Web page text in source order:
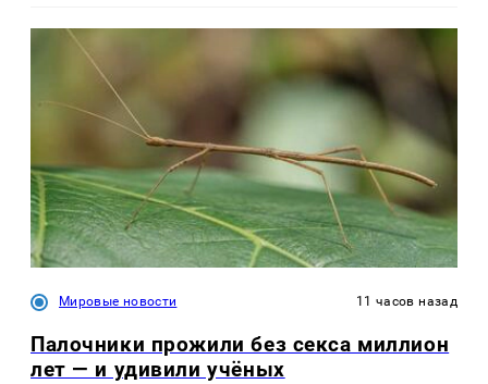
Мировые новости 11 часов назад
Палочники прожили без секса миллион
лет — и удивили учёных